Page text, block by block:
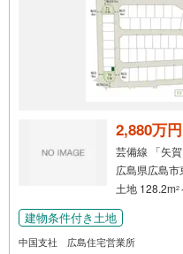
2,880万
芸備線 「矢
広島県広島市
土地 128.2m2
建物条件付き土地
中国支社 広島住宅営業所